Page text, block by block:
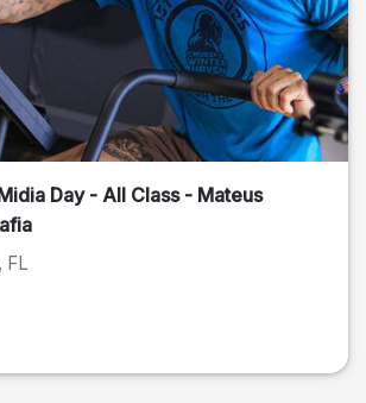
Day - All Class - Mateus
, FL